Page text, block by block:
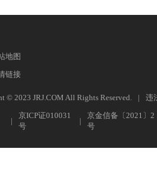
地图
链接
© 2023 JRJ.COM All Rights Reserved. | 违
|
京ICP证010031
号
|
京金信备〔2021〕2
号